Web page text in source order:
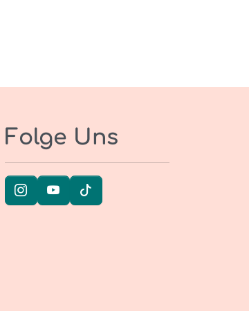
Folge Uns